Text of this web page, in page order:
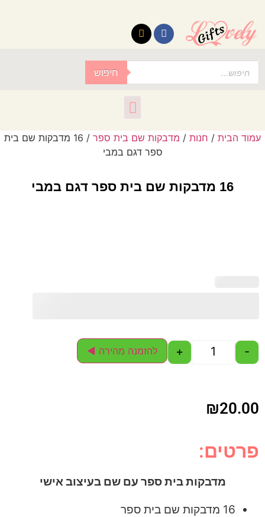
חיפוש
עמוד הבית / חנות / מדבקות שם בית ספר
/ 16 מדבקות שם בית
ספר דגם במבי
16 מדבקות שם בית ספר דגם במבי
-
+ להזמנה מהירה ◄
₪20.00
פרטים:
מדבקות בית ספר עם שם בעיצוב אישי
16 מדבקות שם בית ספר